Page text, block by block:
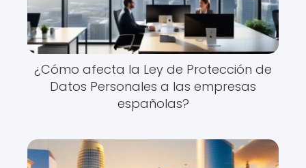
¿Cómo afecta la Ley de Protección de
Datos Personales a las empresas
españolas?